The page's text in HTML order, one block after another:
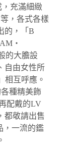
充滿細緻
，各式各樣
的，「B
・
的大膽設
自由女性所
相互呼應。
種精美飾
配戴的LV
都敬請出售
，一流的鑑